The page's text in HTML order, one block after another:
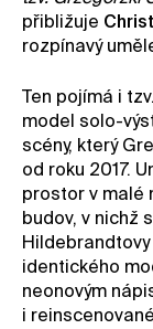
přibližuje
rozpínavý
Ten pojímá i tzv.
model solo-
scény, který
od roku 2017.
prostor v malé
budov, v nichž
identického
neonovým
i